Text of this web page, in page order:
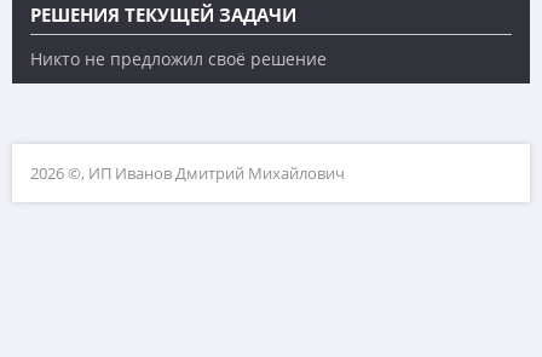
РЕШЕНИЯ ТЕКУЩЕЙ ЗАДАЧИ
Никто не предложил своё решение
2026 ©, ИП Иванов Дмитрий Михайлович